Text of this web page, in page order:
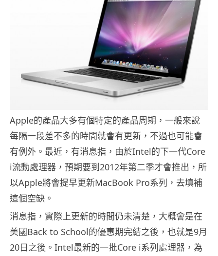
Apple的產品大多有個特定的產品周期，一般來說
每隔一段差不多的時間就會有更新，不過也可能會
有例外。最近，有消息指，由於Intel的下一代Core
i流動處理器，預期要到2012年第二季才會推出，所
以Apple將會提早更新MacBook Pro系列，去填補
這個空缺。
消息指，實際上更新的時間仍未清楚，大概會是在
美國Back to School的優惠期完結之後，也就是9月
20日之後。Intel最新的一批Core i系列處理器，為